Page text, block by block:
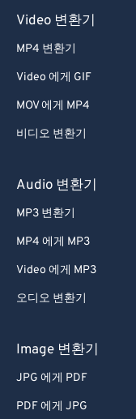
Video 변환기
MP4 변환기
Video 에게 GIF
MOV 에게 MP4
비디오 변환기
Audio 변환기
MP3 변환기
MP4 에게 MP3
Video 에게 MP3
오디오 변환기
Image 변환기
JPG 에게 PDF
PDF 에게 JPG